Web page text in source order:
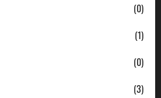
(0)
(1)
(0)
(3)